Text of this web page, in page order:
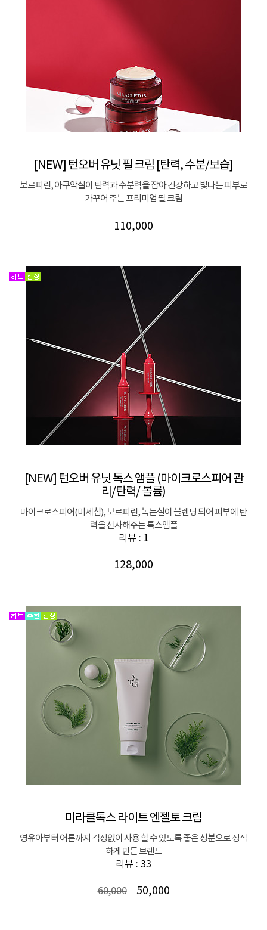
[NEW] 턴오버 유닛 필 크림 [탄력, 수분/보습]
보르피린, 아쿠악실이 탄력과 수분력을 잡아 건강하고 빛나는 피부로
가꾸어 주는 프리미엄 필 크림
110,000
[NEW] 턴오버 유닛 톡스 앰플 (마이크로스피어 관
리/탄력/ 볼륨)
마이크로스피어(미세침), 보르피린, 녹는실이 블렌딩 되어 피부에 탄
력을 선사해주는 톡스앰플
리뷰 : 1
128,000
미라클톡스 라이트 엔젤토 크림
영유아부터 어른까지 걱정없이 사용 할 수 있도록 좋은 성분으로 정직
하게 만든 브랜드
리뷰 : 33
60,000 50,000